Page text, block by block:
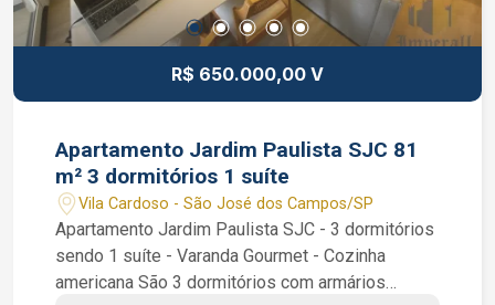
R$ 650.000,00 V
Apartamento Jardim Paulista SJC 81
m² 3 dormitórios 1 suíte
Vila Cardoso - São José dos Campos/SP
Apartamento Jardim Paulista SJC - 3 dormitórios
sendo 1 suíte - Varanda Gourmet - Cozinha
americana São 3 dormitórios com armários